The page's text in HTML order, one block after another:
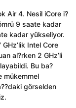
Air 4. Nesil iCore i?
9 saate kadar
kadar yükseliyor.
Intel Core
al?rken 2 GHz’li
Bu ba?
mükemmel
görselden